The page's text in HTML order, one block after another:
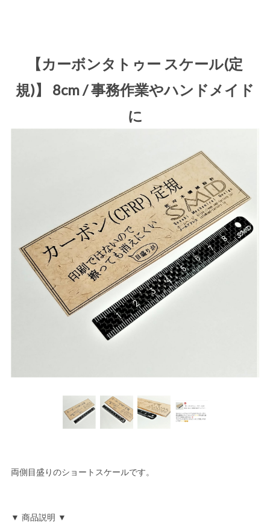
【カーボンタトゥー スケール(定
規)】 8cm / 事務作業やハンドメイド
に
両側目盛りのショートスケールです。
▼ 商品説明 ▼